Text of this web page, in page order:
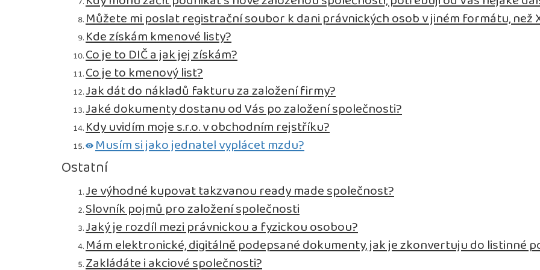
Můžete mi poslat registrační soubor k dani právnických osob v jiném formátu, než
Kde získám kmenové listy?
Co je to DIČ a jak jej získám?
Co je to kmenový list?
Jak dát do nákladů fakturu za založení firmy?
Jaké dokumenty dostanu od Vás po založení společnosti?
Kdy uvidím moje s.r.o. v obchodním rejstříku?
Musím si jako jednatel vyplácet mzdu?
Ostatní
Je výhodné kupovat takzvanou ready made společnost?
Slovník pojmů pro založení společnosti
Jaký je rozdíl mezi právnickou a fyzickou osobou?
Mám elektronické, digitálně podepsané dokumenty, jak je zkonvertuju do listinné
Zakládáte i akciové společnosti?